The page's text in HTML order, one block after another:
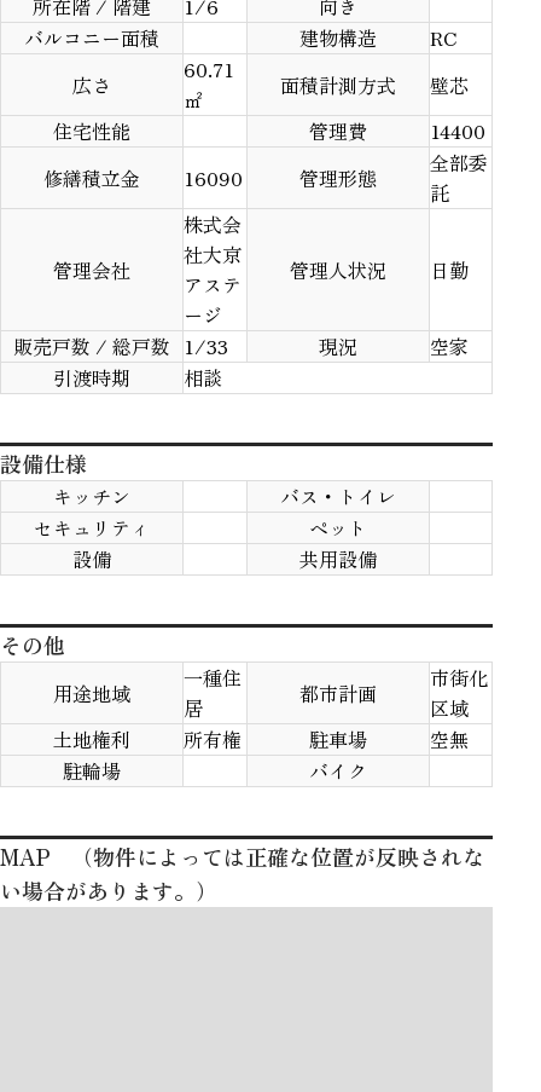
所在階 / 階建
1/6
向き
バルコニー面積
建物構造
RC
広さ
60.71
㎡
面積計測方式
壁芯
住宅性能
管理費
14400
修繕積立金
16090 管理形態
全部委
託
管理会社
株式会
社大京
アステ
ージ
管理人状況 日勤
販売戸数 / 総戸数 1/33 現況
空家
引渡時期
相談
設備仕様
キッチン
バス・トイレ
セキュリティ
ペット
設備
共用設備
その他
用途地域
一種住
居
都市計画
市街化
区域
土地権利
所有権 駐車場
空無
駐輪場
バイク
MAP （物件によっては正確な位置が反映されな
い場合があります。）